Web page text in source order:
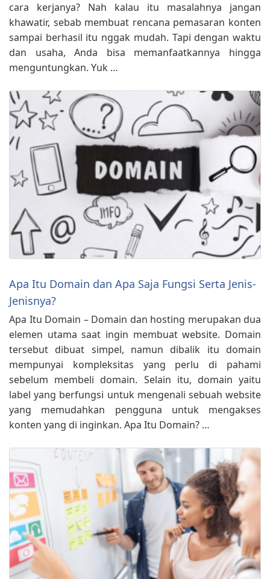
cara kerjanya? Nah kalau itu masalahnya jangan
khawatir, sebab membuat rencana pemasaran konten
sampai berhasil itu nggak mudah. Tapi dengan waktu
dan usaha, Anda bisa memanfaatkannya hingga
menguntungkan. Yuk …
Apa Itu Domain dan Apa Saja Fungsi Serta Jenis-
Jenisnya?
Apa Itu Domain – Domain dan hosting merupakan dua
elemen utama saat ingin membuat website. Domain
tersebut dibuat simpel, namun dibalik itu domain
mempunyai kompleksitas yang perlu di pahami
sebelum membeli domain. Selain itu, domain yaitu
label yang berfungsi untuk mengenali sebuah website
yang memudahkan pengguna untuk mengakses
konten yang di inginkan. Apa Itu Domain? …